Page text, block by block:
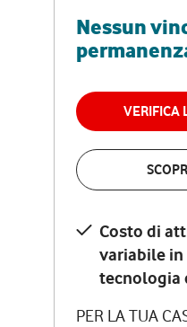
Nessun
VERIFICA
Costo di
variabile in
tecnologia
PER LA TUA
RETE
PER LA